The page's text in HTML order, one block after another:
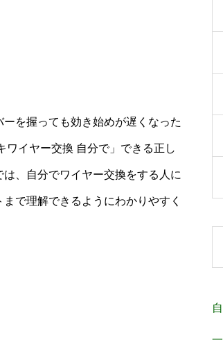
を握っても効き始めが遅くなった
ワイヤー交換 自分で」できる正し
、自分でワイヤー交換をする人に
で理解できるようにわかりやすく